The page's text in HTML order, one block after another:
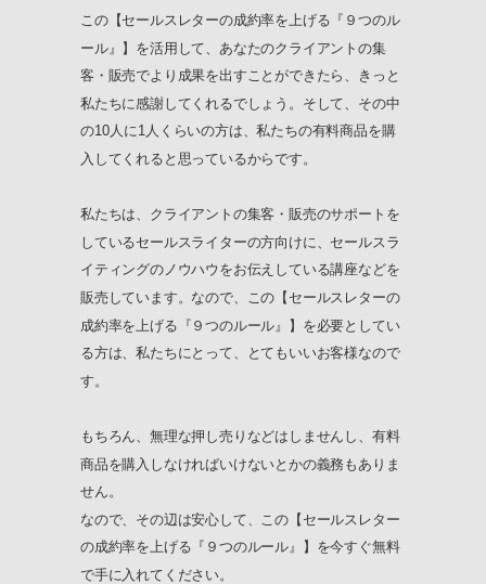
この【セールスレターの成約率を上げる『９つのル
ール』】を活用して、あなたのクライアントの集
客・販売でより成果を出すことができたら、きっと
私たちに感謝してくれるでしょう。そして、その中
の10人に1人くらいの方は、私たちの有料商品を購
入してくれると思っているからです。
私たちは、クライアントの集客・販売のサポートを
しているセールスライターの方向けに、セールスラ
イティングのノウハウをお伝えしている講座などを
販売しています。なので、この【セールスレターの
成約率を上げる『９つのルール』】を必要としてい
る方は、私たちにとって、とてもいいお客様なので
す。
もちろん、無理な押し売りなどはしませんし、有料
商品を購入しなければいけないとかの義務もありま
せん。
なので、その辺は安心して、この【セールスレター
の成約率を上げる『９つのルール』】を今すぐ無料
で手に入れてください。